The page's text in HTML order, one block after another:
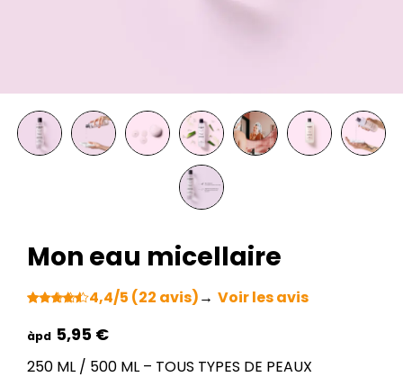
Mon eau micellaire
€
basé sur
client
4,4/5 (22 avis)→ Voir les avis
250 ML / 500 ML – TOUS TYPES DE PEAUX